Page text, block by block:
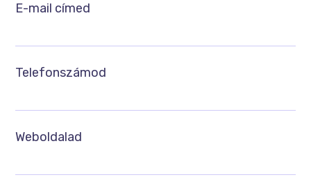
E-mail címed
Telefonszámod
Weboldalad